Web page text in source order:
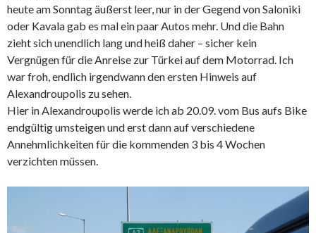
heute am Sonntag äußerst leer, nur in der Gegend von Saloniki
oder Kavala gab es mal ein paar Autos mehr. Und die Bahn
zieht sich unendlich lang und heiß daher – sicher kein
Vergnügen für die Anreise zur Türkei auf dem Motorrad. Ich
war froh, endlich irgendwann den ersten Hinweis auf
Alexandroupolis zu sehen.
Hier in Alexandroupolis werde ich ab 20.09. vom Bus aufs Bike
endgültig umsteigen und erst dann auf verschiedene
Annehmlichkeiten für die kommenden 3 bis 4 Wochen
verzichten müssen.